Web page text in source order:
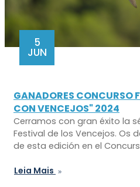
5
JUN
GANADORES CONCURSO
CON VENCEJOS" 2024
Cerramos con gran éxito la
Festival de los Vencejos. Os
de esta edición en el
Leia Mais